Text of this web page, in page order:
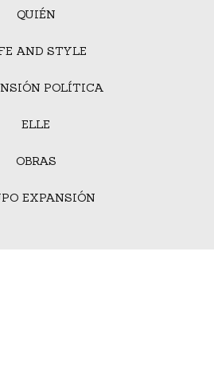
QUIÉN
AND STYLE
POLÍTICA
ELLE
OBRAS
EXPANSIÓN